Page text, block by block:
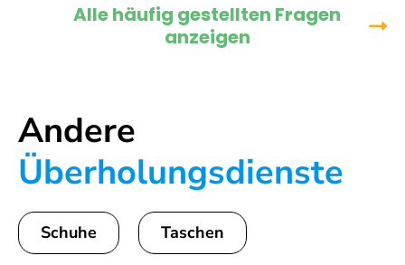
Alle häufig gestellten Fragen
anzeigen
Andere
Überholungsdienste
Schuhe Taschen